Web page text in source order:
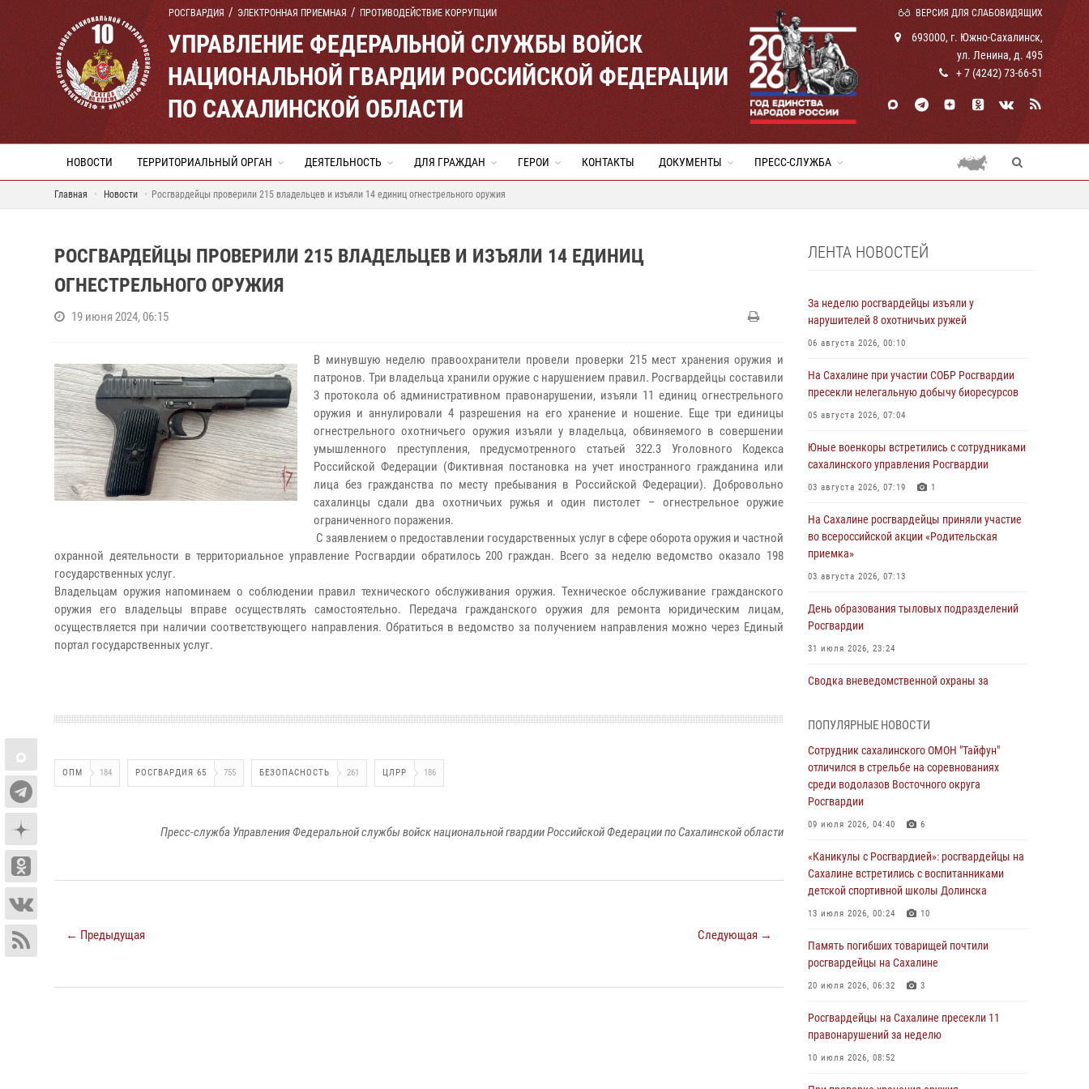
РОСГВАРДИЯ ЭЛЕКТРОННАЯ ПРИЕМНАЯ ПРОТИВОДЕЙСТВИЕ КОРРУПЦИИ ВЕРСИЯ ДЛЯ СЛАБОВИДЯЩИХ
УПРАВЛЕНИЕ ФЕДЕРАЛЬНОЙ СЛУЖБЫ ВОЙСК
НАЦИОНАЛЬНОЙ ГВАРДИИ РОССИЙСКОЙ ФЕДЕРАЦИИ
ПО САХАЛИНСКОЙ ОБЛАСТИ
693000, г. Южно-Сахалинск,
ул. Ленина, д. 495
+ 7 (4242) 73-66-51
НОВОСТИ ТЕРРИТОРИАЛЬНЫЙ ОРГАН ДЕЯТЕЛЬНОСТЬ ДЛЯ ГРАЖДАН ГЕРОИ КОНТАКТЫ ДОКУМЕНТЫ ПРЕСС-СЛУЖБА
Главная Новости Росгвардейцы проверили 215 владельцев и изъяли 14 единиц огнестрельного оружия
РОСГВАРДЕЙЦЫ ПРОВЕРИЛИ 215 ВЛАДЕЛЬЦЕВ И ИЗЪЯЛИ 14 ЕДИНИЦ
ОГНЕСТРЕЛЬНОГО ОРУЖИЯ
19 июня 2024, 06:15
В минувшую неделю правоохранители провели проверки 215 мест хранения оружия и
патронов. Три владельца хранили оружие с нарушением правил. Росгвардейцы составили
3 протокола об административном правонарушении, изъяли 11 единиц огнестрельного
оружия и аннулировали 4 разрешения на его хранение и ношение. Еще три единицы
огнестрельного охотничьего оружия изъяли у владельца, обвиняемого в совершении
умышленного преступления, предусмотренного статьей 322.3 Уголовного Кодекса
Российской Федерации (Фиктивная постановка на учет иностранного гражданина или
лица без гражданства по месту пребывания в Российской Федерации). Добровольно
сахалинцы сдали два охотничьих ружья и один пистолет – огнестрельное оружие
ограниченного поражения.
С заявлением о предоставлении государственных услуг в сфере оборота оружия и частной
охранной деятельности в территориальное управление Росгвардии обратилось 200 граждан. Всего за неделю ведомство оказало 198
государственных услуг.
Владельцам оружия напоминаем о соблюдении правил технического обслуживания оружия. Техническое обслуживание гражданского
оружия его владельцы вправе осуществлять самостоятельно. Передача гражданского оружия для ремонта юридическим лицам,
осуществляется при наличии соответствующего направления. Обратиться в ведомство за получением направления можно через Единый
портал государственных услуг.
ОПМ 184 РОСГВАРДИЯ 65 755 БЕЗОПАСНОСТЬ 261 ЦЛРР 186
Пресс-служба Управления Федеральной службы войск национальной гвардии Российской Федерации по Сахалинской области
← Предыдущая Следующая →
ЛЕНТА НОВОСТЕЙ
За неделю росгвардейцы изъяли у
нарушителей 8 охотничьих ружей
06 августа 2026, 00:10
На Сахалине при участии СОБР Росгвардии
пресекли нелегальную добычу биоресурсов
05 августа 2026, 07:04
Юные военкоры встретились с сотрудниками
сахалинского управления Росгвардии
03 августа 2026, 07:19 1
На Сахалине росгвардейцы приняли участие
во всероссийской акции «Родительская
приемка»
03 августа 2026, 07:13
День образования тыловых подразделений
Росгвардии
31 июля 2026, 23:24
Сводка вневедомственной охраны за
31 июля 2026, 06:56
Сахалинские росгвардейцы стали лучшими
на чемпионате Восточного округа по
комплексному единоборству
31 июля 2026, 03:59
области прошли учебно-методические сборы
с сотрудниками контрольно-технических
пунктов
30 июля 2026, 07:18 2
8 единиц огнестрельного оружия и 400
патронов изъяли росгвардейцы у
нарушителей на Сахалине
Сводка вневедомственной охраны за
неделю
ПОПУЛЯРНЫЕ НОВОСТИ
Сотрудник сахалинского ОМОН "Тайфун"
отличился в стрельбе на соревнованиях
среди водолазов Восточного округа
Росгвардии
09 июля 2026, 04:40 6
«Каникулы с Росгвардией»: росгвардейцы на
Сахалине встретились с воспитанниками
детской спортивной школы Долинска
13 июля 2026, 00:24 10
Память погибших товарищей почтили
росгвардейцы на Сахалине
20 июля 2026, 06:32 3
Росгвардейцы на Сахалине пресекли 11
правонарушений за неделю
10 июля 2026, 08:52